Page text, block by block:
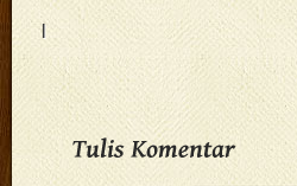
|